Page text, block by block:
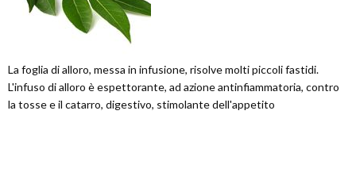
La foglia di alloro, messa in infusione, risolve molti piccoli fastidi.
L'infuso di alloro è espettorante, ad azione antinfiammatoria, contro
la tosse e il catarro, digestivo, stimolante dell'appetito